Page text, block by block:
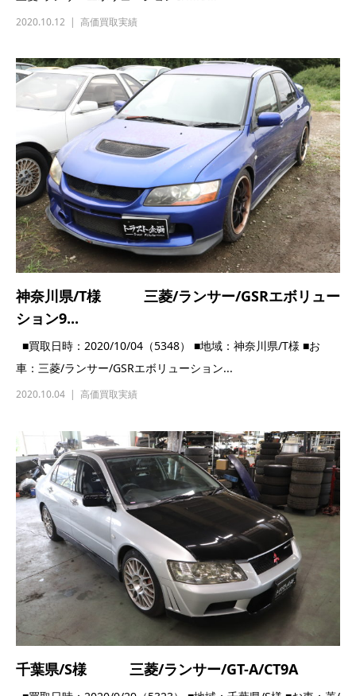
神奈川県/T様 三菱/ランサー/GSRエボリュー
ション9...
■買取日時：2020/10/04（5348） ■地域：神奈川県/T様 ■お
車：三菱/ランサー/GSRエボリューション...
2020.10.04 高価買取実績
千葉県/S様 三菱/ランサー/GT-A/CT9A
■買取日時：2020/9/29（5323） ■地域：千葉県/S様 ■お車：菱/
ランサー/GT-A/CT9A ■担当：...
2020.09.29 高価買取実績